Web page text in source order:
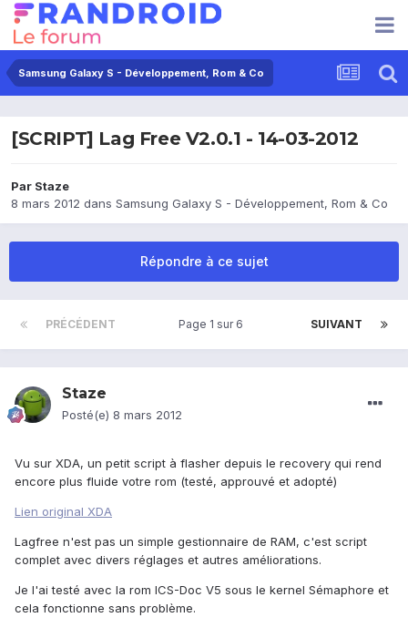
Samsung Galaxy S - Développement, Rom & Co
[SCRIPT] Lag Free V2.0.1 - 14-03-2012
Par Staze
8 mars 2012 dans Samsung Galaxy S - Développement, Rom & Co
Répondre à ce sujet
PRÉCÉDENT SUIVANT
Page 1 sur 6
Staze
Posté(e) 8 mars 2012
Vu sur XDA, un petit script à flasher depuis le recovery qui rend
encore plus fluide votre rom (testé, approuvé et adopté)
Lien original XDA
Lagfree n'est pas un simple gestionnaire de RAM, c'est script
complet avec divers réglages et autres améliorations.
Je l'ai testé avec la rom ICS-Doc V5 sous le kernel Sémaphore et
cela fonctionne sans problème.